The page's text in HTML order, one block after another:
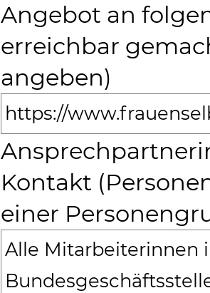
Angebot an
erreichbar
angeben)
https://
Kontakt
einer
Alle Mitarbeiterinnen